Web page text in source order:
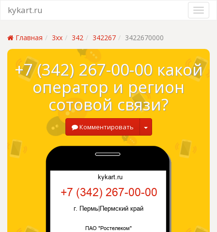
kykart.ru
Главная 3xx 342 342267 3422670000
+7 (342) 267-00-00 какой
оператор и регион
сотовой связи?
Комментировать